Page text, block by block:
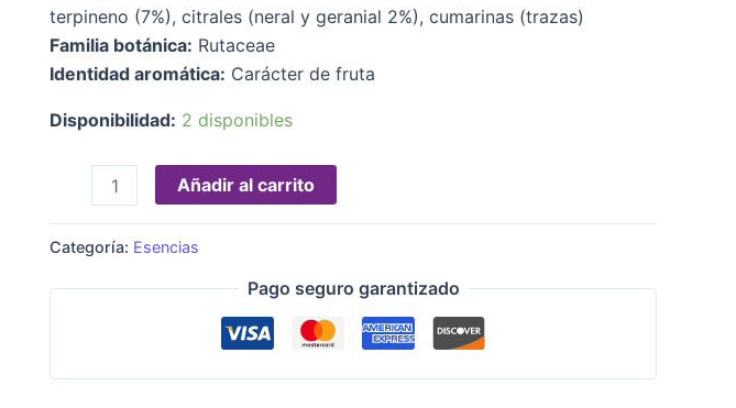
terpineno (7%), citrales (neral y geranial 2%), cumarinas (trazas)
Familia botánica: Rutaceae
Identidad aromática: Carácter de fruta
Disponibilidad: 2 disponibles
Añadir al carrito
Categoría: Esencias
Pago seguro garantizado